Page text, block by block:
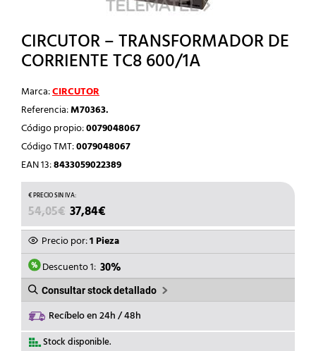
CIRCUTOR – TRANSFORMADOR DE
CORRIENTE TC8 600/1A
Marca:CIRCUTOR
Referencia:M70363.
Código propio:0079048067
Código TMT:0079048067
EAN 13:8433059022389
54,05€ EL
PRECIO
ORIGINAL
ERA:
54,05€.
37,84€
PRECIO
ACTUAL
ES:
37,84€.
Precio por:1 Pieza
Descuento 1: 30%
Consultar stock detallado
Recíbelo en 24h / 48h
Stock disponible.